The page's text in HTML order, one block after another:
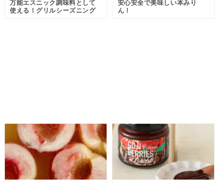
万能エスニック調味料として
使える！グリルシーズニング
安心安全で美味しい本みり
ん！